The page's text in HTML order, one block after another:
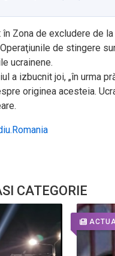
Zona de excludere de
de stingere
ucrainene.
a izbucnit joi, „în urma
originea acesteia.
CATEGORIE